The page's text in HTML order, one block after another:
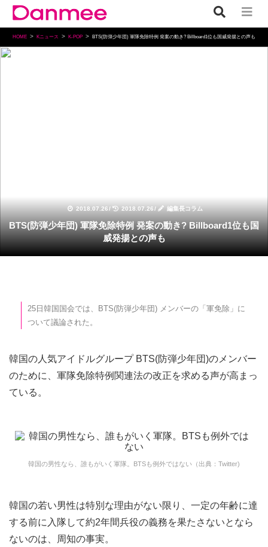
HOME Kニュース K-POP BTS(防弾少年団) 軍隊免除特例 発案の動き? Billboard1位も国威発揚との声も
2018.07.26/ 2018.07.26/ 編集長コラム
BTS(防弾少年団) 軍隊免除特例 発案の動き? Billboard1位も国
威発揚との声も
25日韓国国会では、BTS(防弾少年団) メンバーの「軍免除」に
ついて議論された。
韓国の人気アイドルグループ BTS(防弾少年団)のメンバー
のために、軍隊免除特例関連法の改正を求める声が高まっ
ている。
韓国の男性なら、誰もがいく軍隊。BTSも例外ではない（出典：Twitter)
韓国の若い男性は特別な理由がない限り、一定の年齢に達
する前に入隊して約2年間兵役の義務を果たさないとなら
ないのは、周知の事実。